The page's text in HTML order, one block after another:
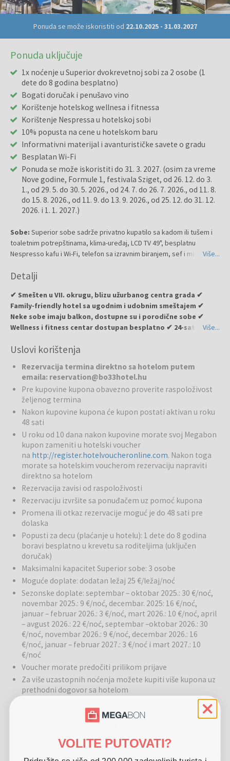
Ponuda se može iskoristiti od 22.10.2025- 31.03.2027
Ponuda uključuje
1x noćenje u Superior dvokrevetnoj sobi za 2 osobe (1
dete do 8 godina besplatno)
Bogati doručak i penušavo vino
Korištenje hotelskog wellnesa i fitnessa
Korištenje Nespressa u hotelskoj sobi
10% popusta na cene u hotelskom baru
Informativni materijal i avanturističke savete o gradu
Besplatan Wi-Fi
Ponuda se može iskoristiti do 31. 3. 2027. (osim za vreme
Nove godine, Formule 1, festivala Sziget, od 26. 12. do 3.
1., od 29. 5. do 30. 5. 2026., od 24. 7. do 26. 7. 2026., od 11. 8.
do 15. 8. 2026., od 11. 9. do 13. 9. 2026., od 25. 12. do 31. 12.
2026. i 1. 1. 2027.)
Sobe: Superior sobe sadrže privatno kupatilo sa kadom ili tušem i
toaletnim potrepštinama, klima-uređaj, LCD TV 49", besplatnu
Nespresso kafu i Wi-Fi, telefon sa izravnim biranjem, sef i minibar.Više...
Detalji
✔ Smešten u VII. okrugu, blizu užurbanog centra grada ✔
Family-friendly hotel sa ugodnim i udobnim smeštajem ✔
Neke sobe imaju balkon, dostupne su i porodične sobe ✔
Wellness i fitness centar dostupan besplatno ✔ 24-satni
Budimpešti, otvoren u aprilu 2015. godine. Hotel nudi 62 jedinstvene
i udobne sobe, savršene za odmor i poslovne goste.
Bazeni i wellness:Gosti mogu besplatno koristiti wellness i fitness
centar.
Restorani i barovi:Dostupan je bogat buffet doručak, a lobby i
snack bar otvoreni su 24 sata dnevno.
Usluge za porodice:Dostupne su porodične sobe za goste koji
putuju sa decom.
Sport i aktivnosti:Fitness centar dostupan je gostima.
Lokacija:Hotel se nalazi u mirnom delu VII. okruga, blizu glavnih
atrakcija Budimpešte.
Budimpešta je najposećeniji grad u Mađarskoj, poznat po
zadivljujućoj arhitekturi, živahnom noćnom životu i bogatoj kulturnoj
sceni. Istražite slikovite ulice, termalne kupke, svetski poznate
glazbene nastupe i ukusnu mađarsku kuhinju. Idealno za opuštanje i
istraživanje grada.
Više...
Uslovi korištenja
Rezervacija termina direktno sa hotelom putem
emaila: reservation@bo33hotel.hu
Pre kupovine kupona obavezno proverite raspoloživost
željenog termina
Nakon kupovine kupona će kupon postati aktivan u roku
48 sati
U roku od 10 dana nakon kupovine morate svoj Megabon
kupon zameniti u hotelski voucher
na http://register.hotelvoucheronline.com. Nakon toga
morate sa hotelskim voucherom rezervaciju napraviti
direktno sa hotelom
Rezervacija zavisi od raspoloživosti
Rezervaciju izvršite sa ponuđačem uz pomoć kupona
Promena ili otkaz rezervacije moguć je do 48 sati pre
dolaska
Popusti za decu (plaćanje u hotelu): 1 dete do 8 godina
boravi besplatno u krevetu sa roditeljima (uključen
doručak)
Maksimalni kapacitet Superior sobe: 3 osobe
Moguće doplate: dodatan ležaj 25 €/ležaj/noć
Sezonske doplate: septembar – oktobar 2025.: 30 €/noć,
novembar 2025.: 9 €/noć, decembar. 2025: 16 €/noć,
januar – februar 2026.: 3 €/noć, mart 2026.: 10 €/noć, april
– avgust 2026.: 22 €/noć, septembar –oktobar 2026.: 30
€/noć, novembar 2026.: 9 €/noć, decembar 2026.: 16
€/noć, januar – februar 2027.: 3 €/noć i mart 2027.: 10
€/noć
Voucher morate predočiti prilikom prijave
Za više uzastopnih noćenja možete kupiti više kupona uz
prethodni dogovor sa hotelom
Kućni ljubimci su dozvoljeni uz doplatu od 15 €/noć
uključena u cenu i plaća se u hotelu
VOLITE PUTOVATI?